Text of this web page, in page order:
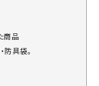
商品
防具袋。